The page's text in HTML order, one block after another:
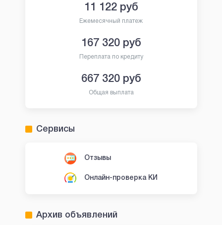
11 122руб
Ежемесячный платеж
167 320руб
Переплата по кредиту
667 320руб
Общая выплата
Сервисы
Отзывы
Онлайн-проверка КИ
Архив объявлений